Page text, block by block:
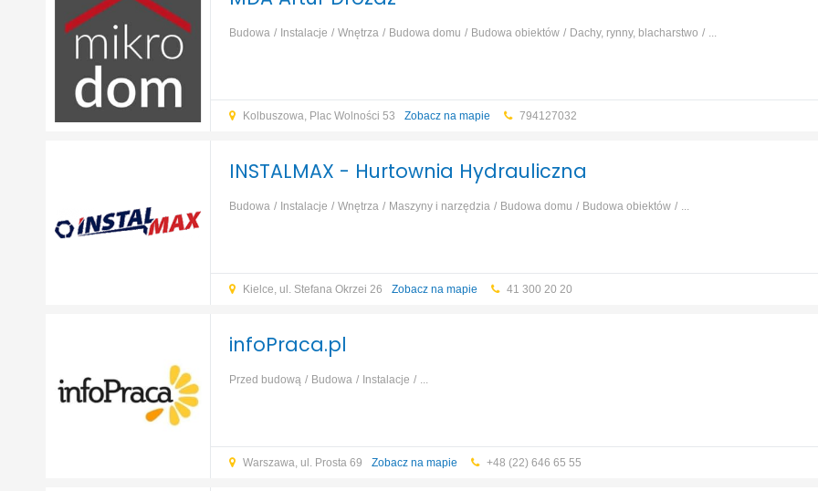
Budowa Instalacje Wnętrza Budowa domu Budowa obiektów Dachy, rynny, blacharstwo ...
Kolbuszowa, Plac Wolności 53 Zobacz na mapie 794127032
INSTALMAX - Hurtownia Hydrauliczna
Budowa Instalacje Wnętrza Maszyny i narzędzia Budowa domu Budowa obiektów ...
Kielce, ul. Stefana Okrzei 26 Zobacz na mapie 41 300 20 20
infoPraca.pl
Przed budową Budowa Instalacje ...
Warszawa, ul. Prosta 69 Zobacz na mapie +48 (22) 646 65 55